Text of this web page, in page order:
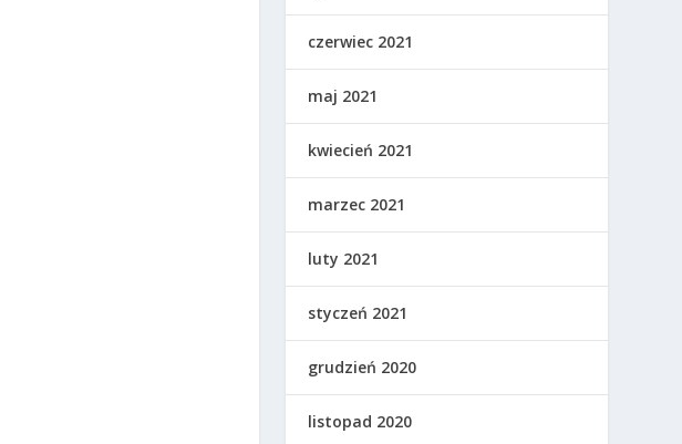
czerwiec 2021
maj 2021
kwiecień 2021
marzec 2021
luty 2021
styczeń 2021
grudzień 2020
listopad 2020